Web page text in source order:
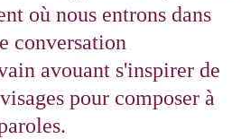
où nous entrons dans
conversation
avouant s'inspirer de
pour composer à